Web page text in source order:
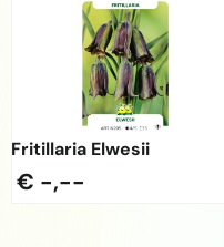
Fritillaria Elwesii
€ -,--